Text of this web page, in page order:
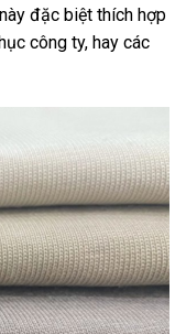
đặc biệt thích hợp
công ty, hay các